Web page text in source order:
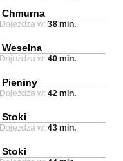
Chmurna
Dojeżdża w: 38 min.
Weselna
Dojeżdża w: 40 min.
Pieniny
Dojeżdża w: 42 min.
Stoki
Dojeżdża w: 43 min.
Stoki